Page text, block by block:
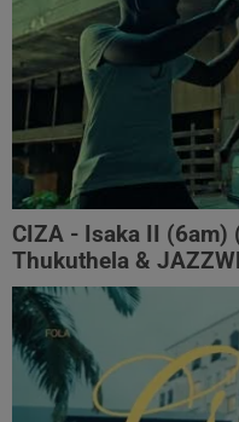
CIZA - Isaka II (6am)
Thukuthela &